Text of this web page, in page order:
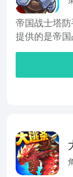
帝国战士塔
提供的是帝